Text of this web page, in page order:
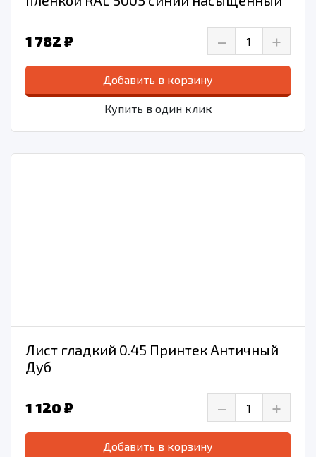
1 782 ₽ – +
Добавить в корзину
Купить в один клик
Лист гладкий 0.45 Принтек Античный
Дуб
1 120 ₽ – +
Добавить в корзину